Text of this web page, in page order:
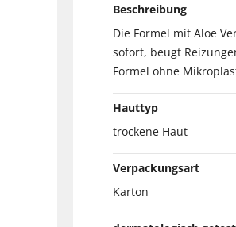
Beschreibung
Die Formel mit Aloe
sofort, beugt
Formel ohne
Hauttyp
trockene Haut
Verpackungsart
Karton